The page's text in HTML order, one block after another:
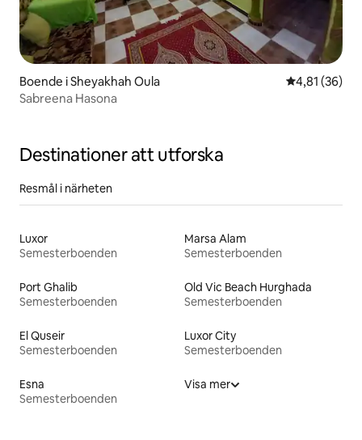
Boende i Sheyakhah Oula 4,81 av 5 i
4,81 (36)
Sabreena Hasona
Destinationer att utforska
Resmål i närheten
Luxor
Semesterboenden
Marsa Alam
Semesterboenden
Port Ghalib
Semesterboenden
Old Vic Beach Hurghada
Semesterboenden
El Quseir
Semesterboenden
Luxor City
Semesterboenden
Esna
Semesterboenden
Visa mer